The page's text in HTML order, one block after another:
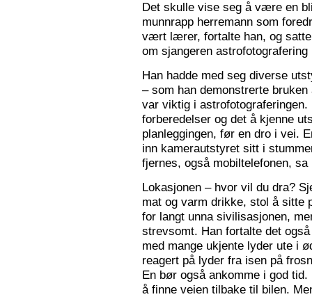
Det skulle vise seg å være en
munnrapp herremann som
vært lærer, fortalte han, og
om sjangeren astrofotografering
Han hadde med seg diverse
– som han demonstrerte
var viktig i
forberedelser og det å kjenne
planleggingen, før en dro i vei.
inn kamerautstyret sitt i
fjernes, også mobiltelefonen, sa
Lokasjonen – hvor vil du dra?
mat og varm drikke, stol å
for langt unna sivilisasjonen,
strevsomt. Han fortalte det
med mange ukjente lyder ute i
reagert på lyder fra isen på
En bør også ankomme i god
å finne veien tilbake til bilen.